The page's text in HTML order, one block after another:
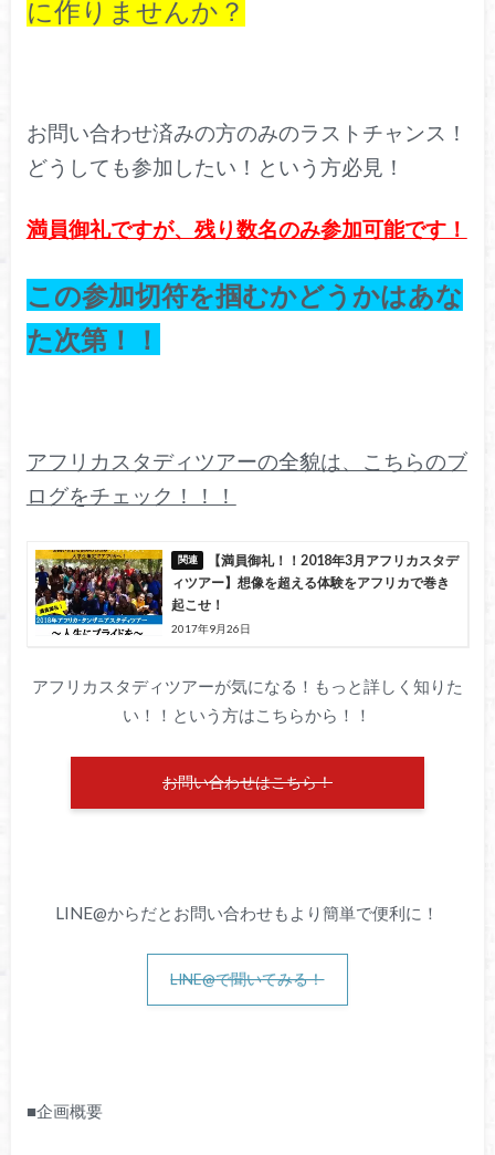
に作りませんか？
お問い合わせ済みの方のみのラストチャンス！
どうしても参加したい！という方必見！
満員御礼ですが、残り数名のみ参加可能です！
この参加切符を掴むかどうかはあな
た次第！！
アフリカスタディツアーの全貌は、こちらのブ
ログをチェック！！！
【満員御礼！！2018年3月アフリカスタデ
ィツアー】想像を超える体験をアフリカで巻き
起こせ！
2017年9月26日
アフリカスタディツアーが気になる！もっと詳しく知りた
い！！という方はこちらから！！
お問い合わせはこちら！
LINE@からだとお問い合わせもより簡単で便利に！
LINE@で聞いてみる！
■企画概要